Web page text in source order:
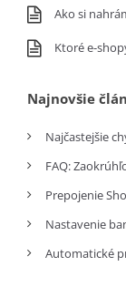
Ako si
Ktoré e-
Najnovšie
Najčastejšie
FAQ:
Prepojenie
Nastavenie
Automatické